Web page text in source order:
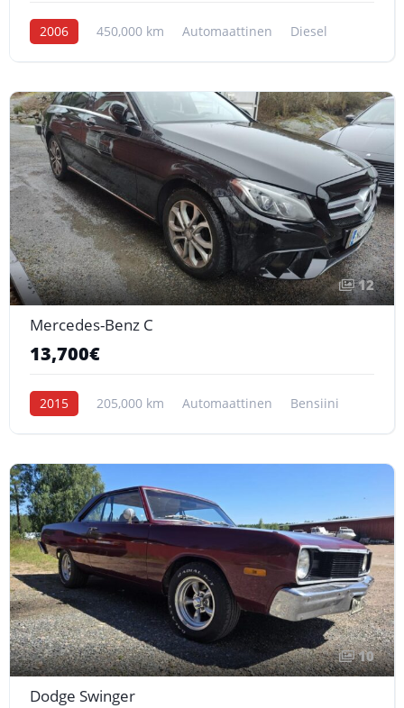
2006 450,000 km Automaattinen Diesel
12
Mercedes-Benz C
13,700€
2015 205,000 km Automaattinen Bensiini
10
Dodge Swinger